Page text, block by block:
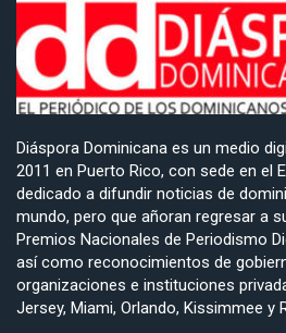
Diáspora Dominicana es un medio
2011 en Puerto Rico, con sede en el
dedicado a difundir noticias de
mundo, pero que añoran regresar a
Premios Nacionales de Periodismo
así como reconocimientos de
organizaciones e instituciones
Jersey, Miami, Orlando, Kissimmee y